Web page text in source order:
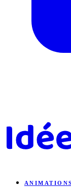
ANIMATIONS